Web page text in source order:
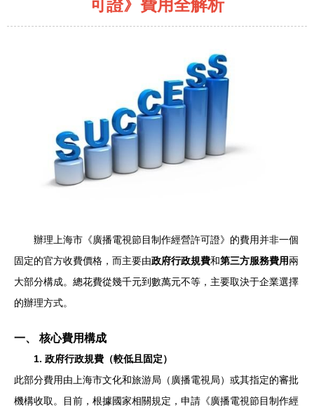
可證》費用全解析
辦理上海市《廣播電視節目制作經營許可證》的費用并非一個
固定的官方收費價格，而主要由政府行政規費和第三方服務費用兩
大部分構成。總花費從幾千元到數萬元不等，主要取決于企業選擇
的辦理方式。
一、 核心費用構成
1. 政府行政規費（較低且固定）
此部分費用由上海市文化和旅游局（廣播電視局）或其指定的審批
機構收取。目前，根據國家相關規定，申請《廣播電視節目制作經